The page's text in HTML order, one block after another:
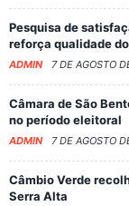
Pesquisa de
reforça qualidade
ADMIN 7 DE AGOSTO
Câmara de São
no período eleitoral
ADMIN 7 DE AGOSTO
Câmbio Verde
Serra Alta